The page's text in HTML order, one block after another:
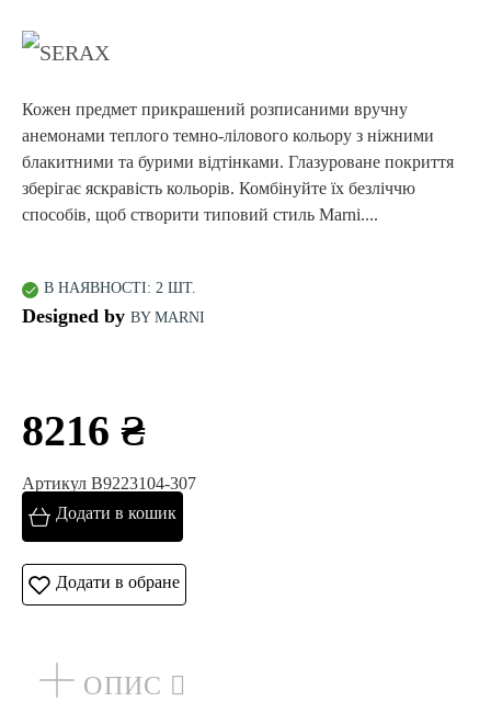
Кожен предмет прикрашений розписаними вручну
анемонами теплого темно-лілового кольору з ніжними
блакитними та бурими відтінками. Глазуроване покриття
зберігає яскравість кольорів. Комбінуйте їх безліччю
способів, щоб створити типовий стиль Marni....
В НАЯВНОСТІ: 2 ШТ.
Designed by BY MARNI
8216 ₴
Артикул B9223104-307
Додати в кошик
Додати в обране
ОПИС